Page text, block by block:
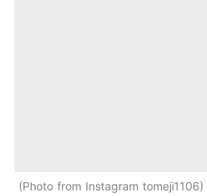
Photo from Instagram tomeji1106